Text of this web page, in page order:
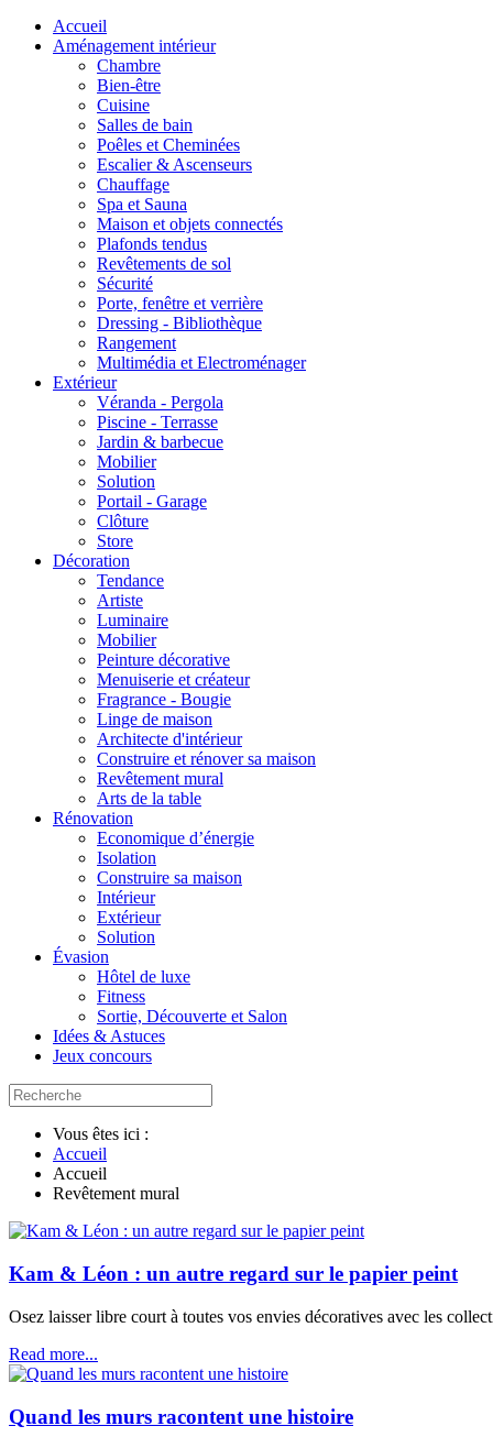
Accueil
Aménagement intérieur
Chambre
Bien-être
Cuisine
Salles de bain
Poêles et Cheminées
Escalier & Ascenseurs
Chauffage
Spa et Sauna
Maison et objets connectés
Plafonds tendus
Revêtements de sol
Sécurité
Porte, fenêtre et verrière
Dressing - Bibliothèque
Rangement
Multimédia et Electroménager
Extérieur
Véranda - Pergola
Piscine - Terrasse
Jardin & barbecue
Mobilier
Solution
Portail - Garage
Clôture
Store
Décoration
Tendance
Artiste
Luminaire
Mobilier
Peinture décorative
Menuiserie et créateur
Fragrance - Bougie
Linge de maison
Architecte d'intérieur
Construire et rénover sa maison
Revêtement mural
Arts de la table
Rénovation
Economique d’énergie
Isolation
Construire sa maison
Intérieur
Extérieur
Solution
Évasion
Hôtel de luxe
Fitness
Sortie, Découverte et Salon
Idées & Astuces
Jeux concours
Vous êtes ici :
Accueil
Accueil
Revêtement mural
Kam & Léon : un autre regard sur le papier peint
Osez laisser libre court à toutes vos envies décoratives avec les
Read more...
Quand les murs racontent une histoire